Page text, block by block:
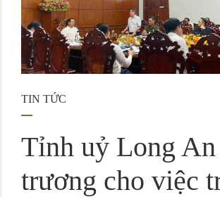
TIN TỨC
Tỉnh uỷ Long An
trương cho việc